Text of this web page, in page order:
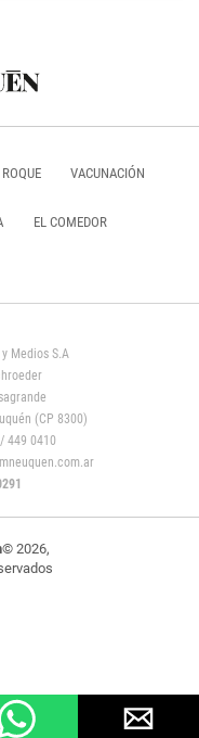
VACUNACIÓN
EL COMEDOR
Medios S.A
(CP 8300)
449 0410
© 2026,